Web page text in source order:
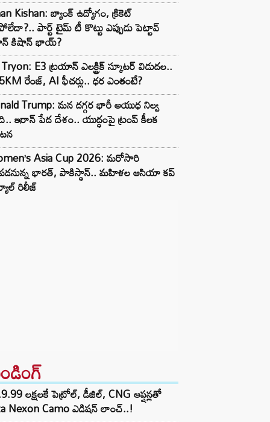
Kishan: బ్యాంక్ ఉద్యోగం, క్రికెట్
పార్ట్ టైమ్ టీ కొట్టు ఎప్పుడు పెట్టావ్
కిషాన్ భాయ్‌?
E3 ట్రయాన్ ఎలక్ట్రిక్ స్కూటర్ విడుదల..
రేంజ్, AI ఫీచర్లు.. ధర ఎంతంటే?
Trump: మన దగ్గర భారీ ఆయుధ నిల్వ
ఇరాన్ పేద దేశం.. యుద్ధంపై ట్రంప్ కీలక
Asia Cup 2026: మరోసారి
భారత్, పాకిస్థాన్.. మహిళల ఆసియా కప్
రిలీజ్
లక్షలకే పెట్రోల్, డీజిల్, CNG ఆప్షన్లతో
Nexon Camo ఎడిషన్ లాంచ్..!